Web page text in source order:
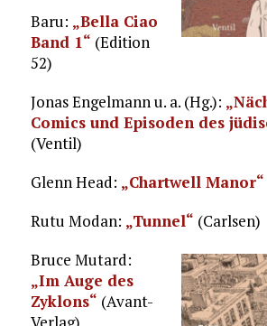
Baru: „Bella Ciao
Band 1“ (Edition
52)
Jonas Engelmann u. a. (Hg.):
Comics und Episoden des
(Ventil)
Glenn Head: „Chartwell Manor“
Rutu Modan: „Tunnel“ (Carlsen)
Bruce Mutard:
„Im Auge des
Zyklons“ (Avant-
Verlag)